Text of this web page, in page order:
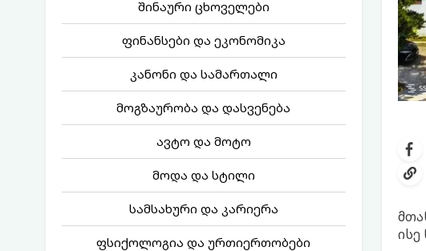
შინაური ცხოველები
ფინანსები და ეკონომიკა
კანონი და სამართალი
მოგზაურობა და დასვენება
ავტო და მოტო
მოდა და სტილი
სამსახური და კარიერა
ფსიქოლოგია და ურთიერთობები
ისე